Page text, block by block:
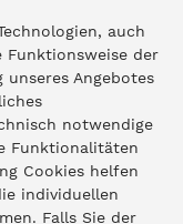
auch
der
Angebotes
notwendige
Funktionalitäten
Cookies helfen
individuellen
Falls Sie der